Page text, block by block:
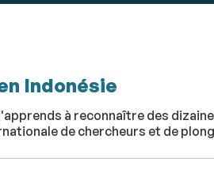
Indonésie
à reconnaître des
de chercheurs et de